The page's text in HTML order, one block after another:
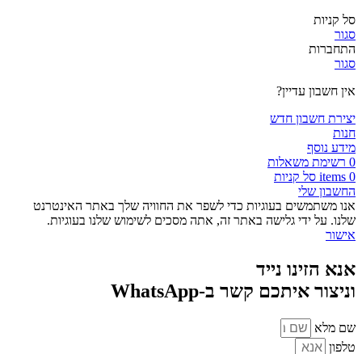
סל קניות
סגור
התחברות
סגור
אין חשבון עדיין?
יצירת חשבון חדש
חנות
מידע נוסף
0 רשימת משאלות
0
items סל קניות
החשבון שלי
אנו משתמשים בעוגיות כדי לשפר את החוויה שלך באתר האינטרנט
שלנו. על ידי גלישה באתר זה, אתה מסכים לשימוש שלנו בעוגיות.
אישור
אנא הזינו נייד
וניצור איתכם קשר ב-WhatsApp
שם מלא
טלפון